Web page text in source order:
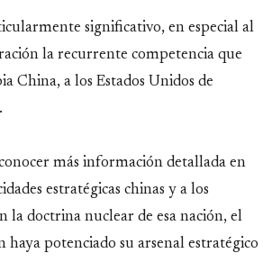
significativo, en especial al
la recurrente competencia que
China, a los Estados Unidos de
más información detallada en
estratégicas chinas y a los
la doctrina nuclear de esa nación, el
haya potenciado su arsenal estratégico